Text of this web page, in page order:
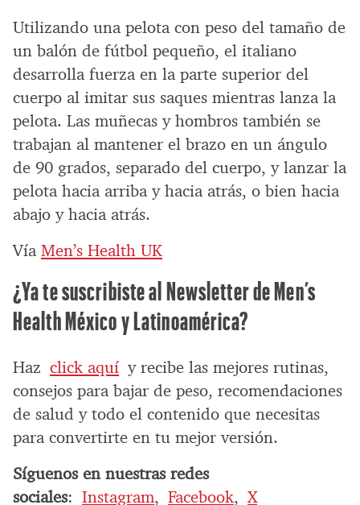
Utilizando una pelota con peso del tamaño de
un balón de fútbol pequeño, el italiano
desarrolla fuerza en la parte superior del
cuerpo al imitar sus saques mientras lanza la
pelota. Las muñecas y hombros también se
trabajan al mantener el brazo en un ángulo
de 90 grados, separado del cuerpo, y lanzar la
pelota hacia arriba y hacia atrás, o bien hacia
abajo y hacia atrás.
Vía Men’s Health UK
¿Ya te suscribiste al Newsletter de Men’s
Health México y Latinoamérica?
Haz click aquí y recibe las mejores rutinas,
consejos para bajar de peso, recomendaciones
de salud y todo el contenido que necesitas
para convertirte en tu mejor versión.
Síguenos en nuestras redes
sociales: Instagram, Facebook,X